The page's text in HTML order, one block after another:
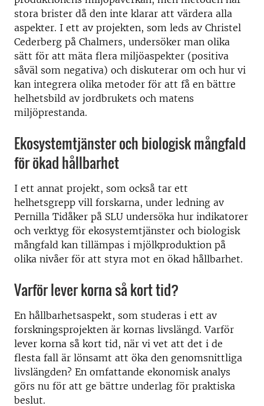
stora brister då den inte klarar att värdera alla
aspekter. I ett av projekten, som leds av Christel
Cederberg på Chalmers, undersöker man olika
sätt för att mäta flera miljöaspekter (positiva
såväl som negativa) och diskuterar om och hur vi
kan integrera olika metoder för att få en bättre
helhetsbild av jordbrukets och matens
miljöprestanda.
Ekosystemtjänster och biologisk mångfald
för ökad hållbarhet
I ett annat projekt, som också tar ett
helhetsgrepp vill forskarna, under ledning av
Pernilla Tidåker på SLU undersöka hur indikatorer
och verktyg för ekosystemtjänster och biologisk
mångfald kan tillämpas i mjölkproduktion på
olika nivåer för att styra mot en ökad hållbarhet.
Varför lever korna så kort tid?
En hållbarhetsaspekt, som studeras i ett av
forskningsprojekten är kornas livslängd. Varför
lever korna så kort tid, när vi vet att det i de
flesta fall är lönsamt att öka den genomsnittliga
livslängden? En omfattande ekonomisk analys
görs nu för att ge bättre underlag för praktiska
beslut.